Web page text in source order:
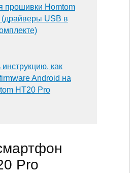
прошивки Homtom
(драйверы USB в
инструкцию, как
Android на
HT20 Pro
Pro